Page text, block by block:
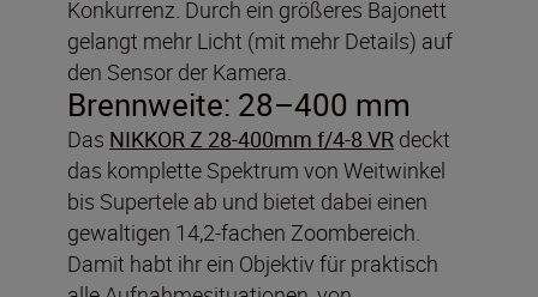
Konkurrenz. Durch ein größeres Bajonett
gelangt mehr Licht (mit mehr Details) auf
den Sensor der Kamera.
Brennweite: 28–400 mm
Das NIKKOR Z 28-400mm f/4-8 VR deckt
das komplette Spektrum von Weitwinkel
bis Supertele ab und bietet dabei einen
gewaltigen 14,2-fachen Zoombereich.
Damit habt ihr ein Objektiv für praktisch